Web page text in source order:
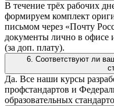
В течение трёх рабочих
формируем комплект
письмом через «Почту
документы лично в офисе
(за доп. плату).
6. Соответствуют ли
Да. Все наши курсы
профстандартов и
образовательных